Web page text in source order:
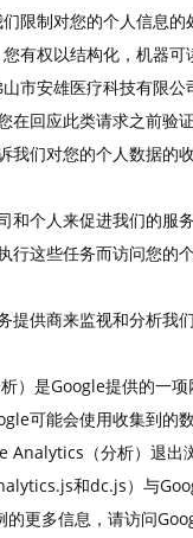
限制对您的个人信息的
您有权以结构化，机器可
市安雄医疗科技有限公
在回应此类请求之前验证
我们对您的个人数据的
和个人来促进我们的服
行这些任务而访问您的
提供商来监视和分析我们
）是Google提供的一
可能会使用收集到的
Analytics（分析）退出
和dc.js）与
更多信息，请访问